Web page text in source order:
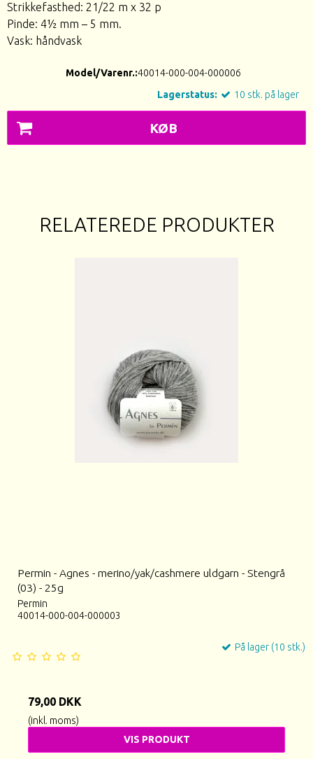
Strikkefasthed: 21/22 m x 32 p
Pinde: 4½ mm – 5 mm.
Vask: håndvask
Model/Varenr.:40014-000-004-000006
Lagerstatus:
10 stk. på lager
KØB
RELATEREDE PRODUKTER
Permin - Agnes - merino/yak/cashmere uldgarn - Stengrå
(03) - 25g
Permin
40014-000-004-000003
På lager (10 stk.)
79,00 DKK
(inkl. moms)
VIS PRODUKT